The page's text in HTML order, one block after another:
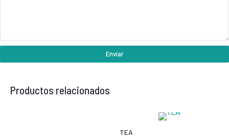
Enviar
Productos relacionados
TEA